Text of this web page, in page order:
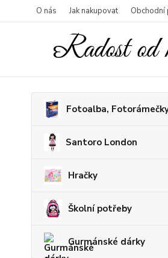
O nás Jak nakupovat Obchodní
Fotoalba,
Santoro London
Hračky
Školní potřeby
Gurmánské dárky